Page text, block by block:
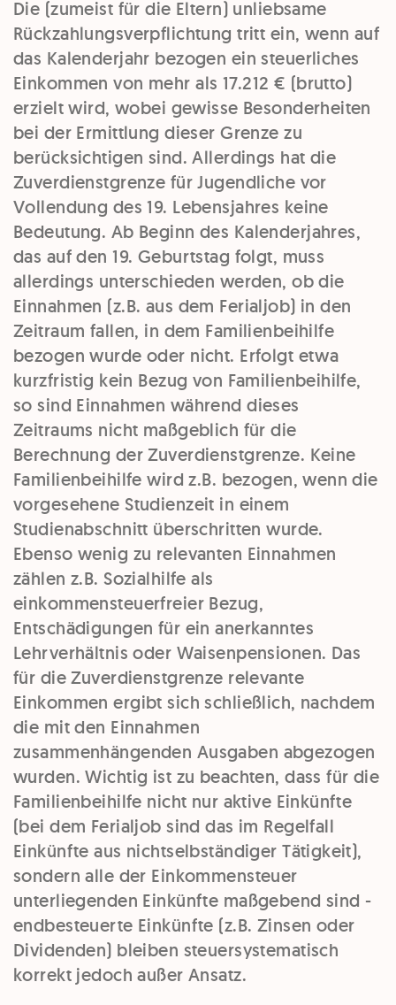
Die (zumeist für die Eltern) unliebsame
Rückzahlungsverpflichtung tritt ein, wenn auf
das Kalenderjahr bezogen ein steuerliches
Einkommen von mehr als 17.212 € (brutto)
erzielt wird, wobei gewisse Besonderheiten
bei der Ermittlung dieser Grenze zu
berücksichtigen sind. Allerdings hat die
Zuverdienstgrenze für Jugendliche vor
Vollendung des 19. Lebensjahres keine
Bedeutung. Ab Beginn des Kalenderjahres,
das auf den 19. Geburtstag folgt, muss
allerdings unterschieden werden, ob die
Einnahmen (z.B. aus dem Ferialjob) in den
Zeitraum fallen, in dem Familienbeihilfe
bezogen wurde oder nicht. Erfolgt etwa
kurzfristig kein Bezug von Familienbeihilfe,
so sind Einnahmen während dieses
Zeitraums nicht maßgeblich für die
Berechnung der Zuverdienstgrenze. Keine
Familienbeihilfe wird z.B. bezogen, wenn die
vorgesehene Studienzeit in einem
Studienabschnitt überschritten wurde.
Ebenso wenig zu relevanten Einnahmen
zählen z.B. Sozialhilfe als
einkommensteuerfreier Bezug,
Entschädigungen für ein anerkanntes
Lehrverhältnis oder Waisenpensionen. Das
für die Zuverdienstgrenze relevante
Einkommen ergibt sich schließlich, nachdem
die mit den Einnahmen
zusammenhängenden Ausgaben abgezogen
wurden. Wichtig ist zu beachten, dass für die
Familienbeihilfe nicht nur aktive Einkünfte
(bei dem Ferialjob sind das im Regelfall
Einkünfte aus nichtselbständiger Tätigkeit),
sondern alle der Einkommensteuer
unterliegenden Einkünfte maßgebend sind -
endbesteuerte Einkünfte (z.B. Zinsen oder
Dividenden) bleiben steuersystematisch
korrekt jedoch außer Ansatz.